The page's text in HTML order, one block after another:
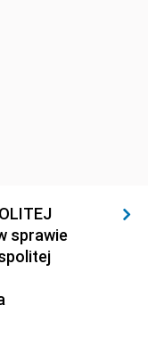
sprawie